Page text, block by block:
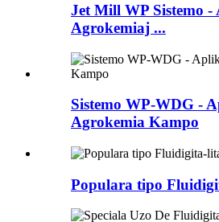
Jet Mill WP Sistemo
Agrokemiaj ...
Sistemo WP-WDG -
Agrokemia Kampo
Populara tipo